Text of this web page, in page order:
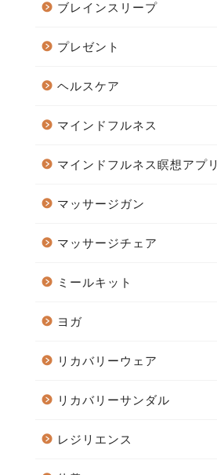
ブレインスリープ
プレゼント
ヘルスケア
マインドフルネス
マインドフルネス瞑想アプリ
マッサージガン
マッサージチェア
ミールキット
ヨガ
リカバリーウェア
リカバリーサンダル
レジリエンス